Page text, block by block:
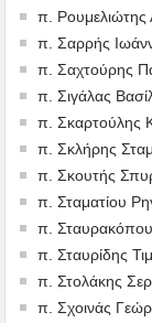
π. Ρουμελιώτης
π. Σαρρής
π. Σαχτούρης
π. Σιγάλας
π. Σκαρτούλης
π. Σκλήρης
π. Σκουτής
π. Σταματίου
π.
π. Σταυρίδης
π. Στολάκης
π. Σχοινάς